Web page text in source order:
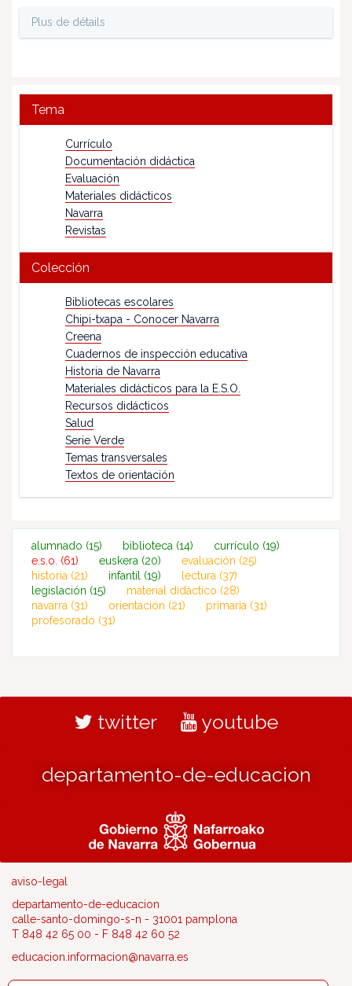
Plus de détails
Tema
Currículo
Documentación didáctica
Evaluación
Materiales didácticos
Navarra
Revistas
Colección
Bibliotecas escolares
Chipi-txapa - Conocer Navarra
Creena
Cuadernos de inspección educativa
Historia de Navarra
Materiales didácticos para la E.S.O.
Recursos didácticos
Salud
Serie Verde
Temas transversales
Textos de orientación
alumnado (15) biblioteca (14) currículo (19)
e.s.o. (61) euskera (20) evaluación (25)
historia (21) infantil (19) lectura (37)
legislación (15) material didáctico (28)
navarra (31) orientación (21) primaria (31)
profesorado (31)
twitter youtube
departamento-de-educacion
aviso-legal
departamento-de-educacion
calle-santo-domingo-s-n - 31001 pamplona
T 848 42 65 00 - F 848 42 60 52
educacion.informacion@navarra.es